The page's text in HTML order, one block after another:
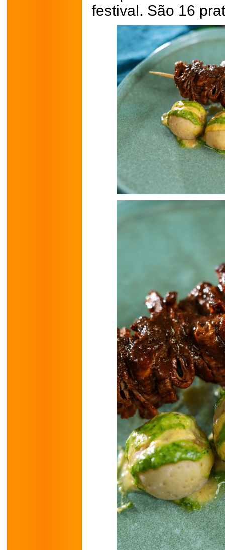
festival. São 16